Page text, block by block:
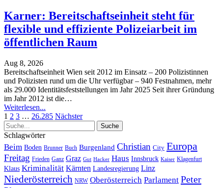
Karner: Bereitschaftseinheit steht für
flexible und effiziente Polizeiarbeit im
öffentlichen Raum
Aug 8, 2026
Bereitschaftseinheit Wien seit 2012 im Einsatz – 200 Polizistinnen
und Polizisten rund um die Uhr verfügbar – 940 Festnahmen, mehr
als 29.000 Identitätsfeststellungen im Jahr 2025 Seit ihrer Gründung
im Jahr 2012 ist die…
Weiterlesen...
1 2 3 … 26.285 Nächster
Schlagwörter
Beim Boden Brunner Buch Burgenland Christian City Europa
Freitag Frieden Ganz Graz Gut Hacker Haus Innsbruck Kaiser Klagenfurt
Klaus Kriminalität Kärnten Landesregierung Linz
Niederösterreich NRW Oberösterreich Parlament Peter